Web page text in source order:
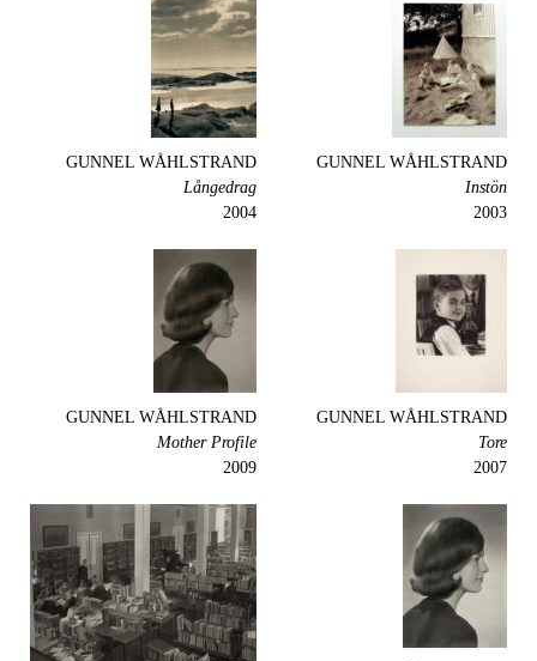
GUNNEL WÅHLSTRAND
Instön
2003
GUNNEL WÅHLSTRAND
Långedrag
2004
GUNNEL WÅHLSTRAND
Tore
2007
GUNNEL WÅHLSTRAND
Mother Profile
2009